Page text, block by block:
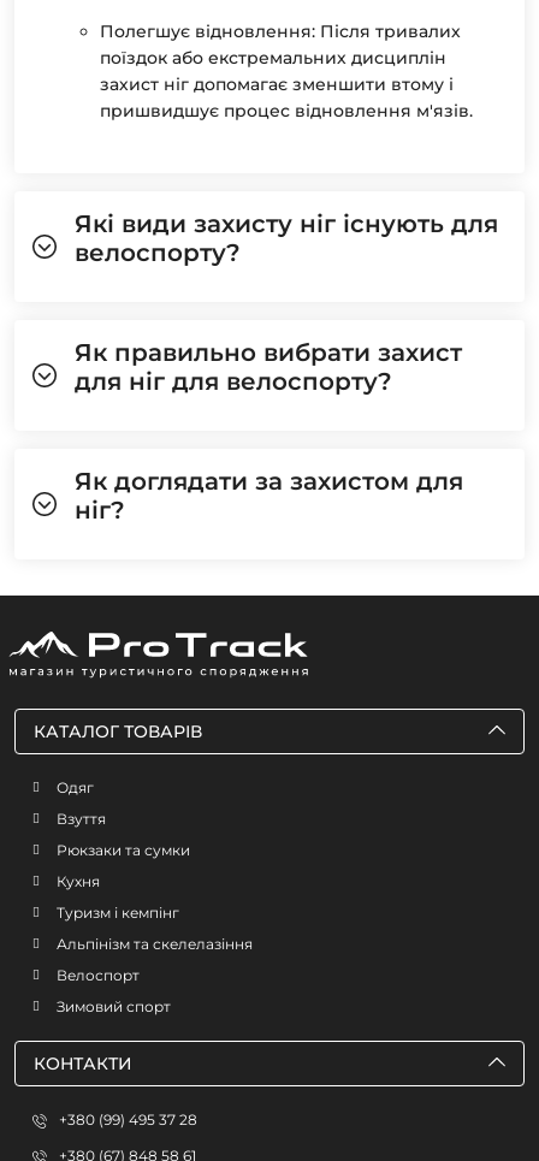
Полегшує відновлення: Після тривалих
поїздок або екстремальних дисциплін
захист ніг допомагає зменшити втому і
пришвидшує процес відновлення м'язів.
Які види захисту ніг існують для
велоспорту?
Як правильно вибрати захист
для ніг для велоспорту?
Як доглядати за захистом для
ніг?
КАТАЛОГ ТОВАРІВ
Одяг
Взуття
Рюкзаки та сумки
Кухня
Туризм і кемпінг
Альпінізм та скелелазіння
Велоспорт
Зимовий спорт
КОНТАКТИ
+380 (99) 495 37 28
+380 (67) 848 58 61